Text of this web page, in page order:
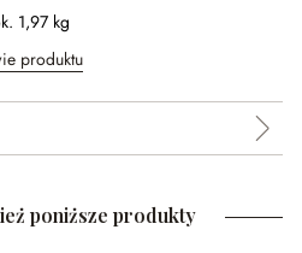
1,97 kg
produktu
poniższe produkty